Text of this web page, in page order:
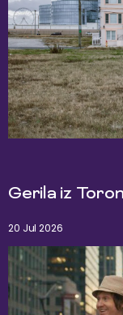
Gerila iz
20 Jul 2026